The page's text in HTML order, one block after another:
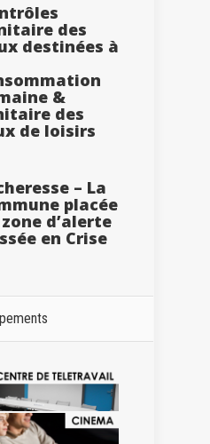
des
destinées à
&
des
de loisirs
– La
placée
d’alerte
en Crise